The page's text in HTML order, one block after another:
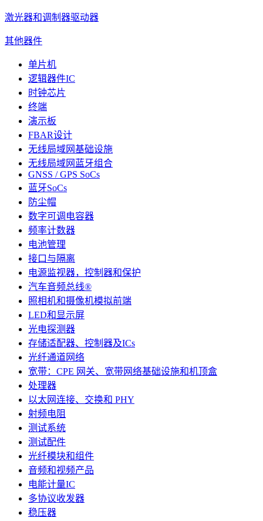
激光器和调制器驱动器
其他器件
单片机
逻辑器件IC
时钟芯片
终端
演示板
FBAR设计
无线局域网基础设施
无线局域网蓝牙组合
GNSS / GPS SoCs
蓝牙SoCs
防尘帽
数字可调电容器
频率计数器
电池管理
接口与隔离
电源监视器，控制器和保护
汽车音频总线®
照相机和摄像机模拟前端
LED和显示屏
光电探测器
存储适配器、控制器及ICs
光纤通道网络
宽带：CPE 网关、宽带网络基础设施和机顶盒
处理器
以太网连接、交换和 PHY
射频电阻
测试系统
测试配件
光纤模块和组件
音频和视频产品
电能计量IC
多协议收发器
稳压器